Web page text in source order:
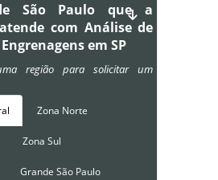
São Paulo que a
com Análise de
em SP
região para solicitar um
Zona Norte
Zona Sul
Grande São Paulo